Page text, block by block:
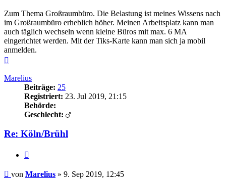
Zum Thema Großraumbüro. Die Belastung ist meines Wissens nach
im Großraumbüro erheblich höher. Meinen Arbeitsplatz kann man
auch täglich wechseln wenn kleine Büros mit max. 6 MA
eingerichtet werden. Mit der Tiks-Karte kann man sich ja mobil
anmelden.
Marelius
Beiträge: 25
Registriert: 23. Jul 2019, 21:15
Behörde:
Geschlecht:
Re: Köln/Brühl
Beitrag
von Marelius » 9. Sep 2019, 12:45